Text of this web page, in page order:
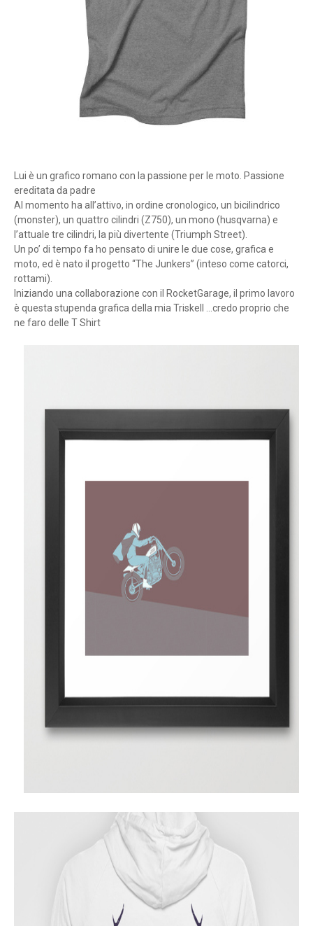
Lui è un grafico romano con la passione per le moto. Passione
ereditata da padre
Al momento ha all’attivo, in ordine cronologico, un bicilindrico
(monster), un quattro cilindri (Z750), un mono (husqvarna) e
l’attuale tre cilindri, la più divertente (Triumph Street).
Un po’ di tempo fa ho pensato di unire le due cose, grafica e
moto, ed è nato il progetto “The Junkers” (inteso come catorci,
rottami).
Iniziando una collaborazione con il RocketGarage, il primo lavoro
è questa stupenda grafica della mia Triskell ...credo proprio che
ne faro delle T Shirt